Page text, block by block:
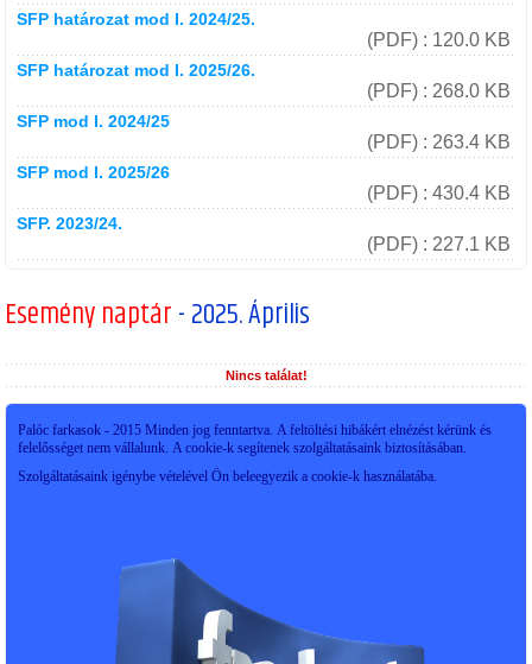
SFP határozat mod I. 2024/25.
(PDF) : 120.0 KB
SFP határozat mod I. 2025/26.
(PDF) : 268.0 KB
SFP mod I. 2024/25
(PDF) : 263.4 KB
SFP mod I. 2025/26
(PDF) : 430.4 KB
SFP. 2023/24.
(PDF) : 227.1 KB
Esemény naptár- 2025. Április
Nincs találat!
Palóc farkasok - 2015 Minden jog fenntartva. A feltöltési hibákért elnézést kérünk és
felelősséget nem vállalunk. A cookie-k segítenek szolgáltatásaink biztosításában.
Szolgáltatásaink igénybe vételével Ön beleegyezik a cookie-k használatába.